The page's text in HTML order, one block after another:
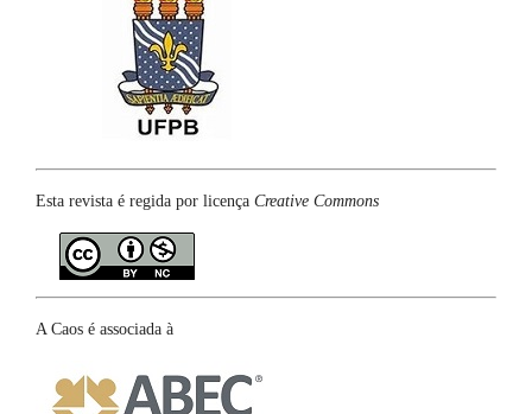
Esta revista é regida por licença Creative Commons
A Caos é associada à